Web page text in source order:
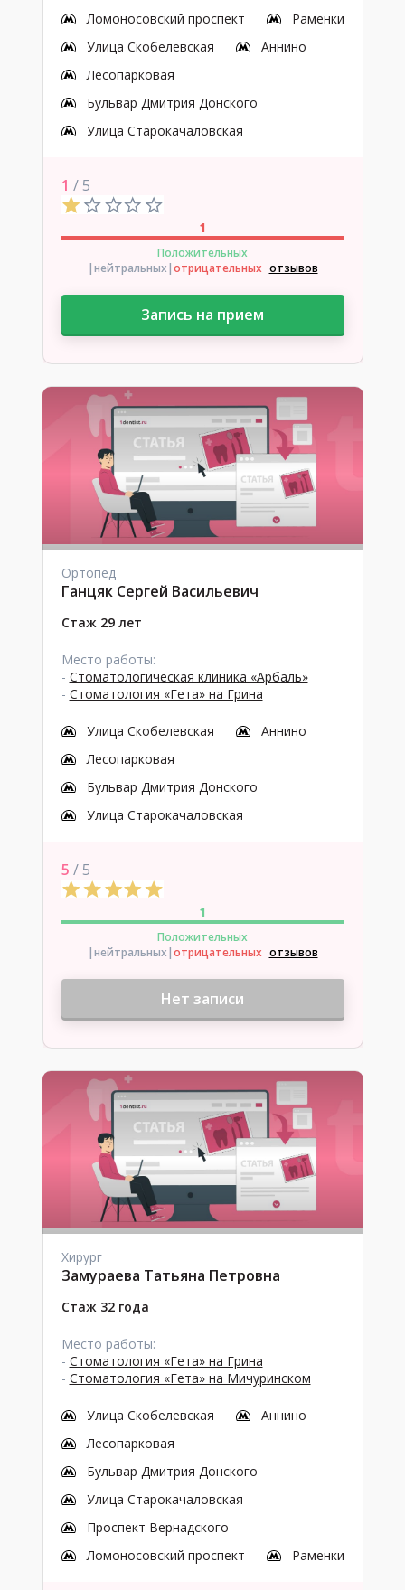
Ломоносовский проспект
Раменки
Улица Скобелевская
Аннино
Лесопарковая
Бульвар Дмитрия Донского
Улица Старокачаловская
1 / 5
1
Положительных
|нейтральных|отрицательных отзывов
Запись на прием
Ортопед
Ганцяк Сергей Васильевич
Стаж 29 лет
Место работы:
- Стоматологическая клиника «Арбаль»
- Стоматология «Гета» на Грина
Улица Скобелевская
Аннино
Лесопарковая
Бульвар Дмитрия Донского
Улица Старокачаловская
5 / 5
1
Положительных
|нейтральных|отрицательных отзывов
Нет записи
Хирург
Замураева Татьяна Петровна
Стаж 32 года
Место работы:
- Стоматология «Гета» на Грина
- Стоматология «Гета» на Мичуринском
Улица Скобелевская
Аннино
Лесопарковая
Бульвар Дмитрия Донского
Улица Старокачаловская
Проспект Вернадского
Ломоносовский проспект
Раменки